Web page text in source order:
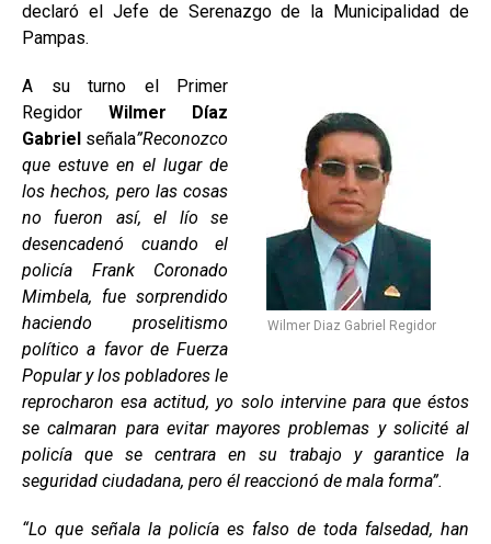
declaró el Jefe de Serenazgo de la Municipalidad de
Pampas.
Wilmer Diaz Gabriel Regidor
A su turno el Primer
Regidor Wilmer Díaz
Gabriel señala”Reconozco
que estuve en el lugar de
los hechos, pero las cosas
no fueron así, el lío se
desencadenó cuando el
policía Frank Coronado
Mimbela, fue sorprendido
haciendo proselitismo
político a favor de Fuerza
Popular y los pobladores le
reprocharon esa actitud, yo solo intervine para que éstos
se calmaran para evitar mayores problemas y solicité al
policía que se centrara en su trabajo y garantice la
seguridad ciudadana, pero él reaccionó de mala forma”.
“Lo que señala la policía es falso de toda falsedad, han